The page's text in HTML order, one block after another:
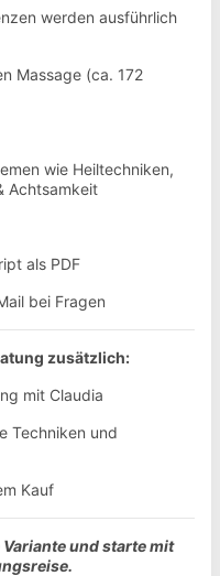
werden ausführlich
Massage (ca. 172
wie Heiltechniken,
Achtsamkeit
als PDF
bei Fragen
zusätzlich:
mit Claudia
Techniken und
Kauf
und starte mit